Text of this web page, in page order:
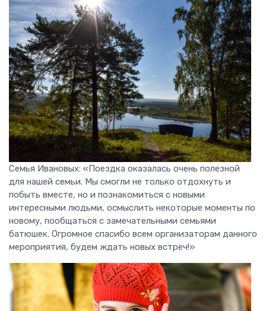
Семья Ивановых: «Поездка оказалась очень полезной
для нашей семьи. Мы смогли не только отдохнуть и
побыть вместе, но и познакомиться с новыми
интересными людьми, осмыслить некоторые моменты по
новому, пообщаться с замечательными семьями
батюшек. Огромное спасибо всем организаторам данного
мероприятия, будем ждать новых встреч!»